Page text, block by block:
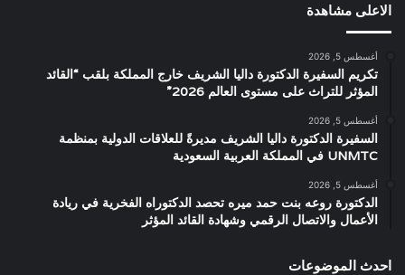
الاعلى مشاهدة
أغسطس 5, 2026
تكريم السفيرة الدكتورة داليا الشريف خارج المملكة بلقب “القائد
المؤثر للتراث على مستوى العالم 2026”
أغسطس 5, 2026
السفيرة الدكتورة داليا الشريف مديرةً للعلاقات الدولية بمنظمة
UNMTC في المملكة العربية السعودية
أغسطس 5, 2026
الدكتورة روعه بنت حمد ميره تحصد الدكتوراه الفخرية في ريادة
الأعمال والاتصال الرقمي وشهادة القائد المؤثر
احدث الموضوعات